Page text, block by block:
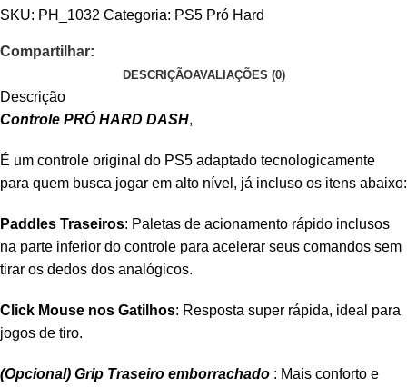
SKU: PH_1032 Categoria: PS5 Pró Hard
Compartilhar:
DESCRIÇÃOAVALIAÇÕES (0)
Descrição
Controle PRÓ HARD DASH,
É um controle original do PS5 adaptado tecnologicamente
para quem busca jogar em alto nível, já incluso os itens abaixo:
Paddles Traseiros: Paletas de acionamento rápido inclusos
na parte inferior do controle para acelerar seus comandos sem
tirar os dedos dos analógicos.
Click Mouse nos Gatilhos: Resposta super rápida, ideal para
jogos de tiro.
(Opcional) Grip Traseiro emborrachado : Mais conforto e